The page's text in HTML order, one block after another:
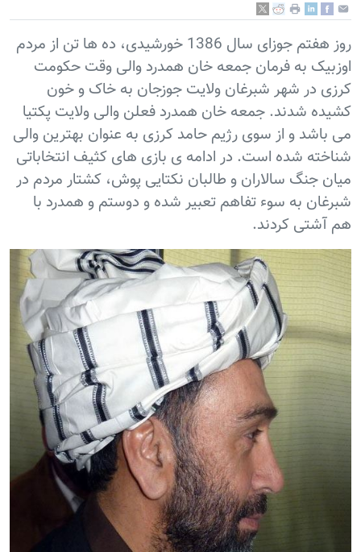
روز هفتم جوزای سال 1386 خورشیدی، ده ها تن از مردم
اوزبیک به فرمان جمعه خان همدرد والی وقت حکومت
کرزی در شهر شبرغان ولایت جوزجان به خاک و خون
کشیده شدند. جمعه خان همدرد فعلن والی ولایت پکتیا
می باشد و از سوی رژيم حامد کرزی به عنوان بهترین والی
شناخته شده است. در ادامه ی بازی های کثیف انتخاباتی
میان جنگ سالاران و طالبان نکتایی پوش، کشتار مردم در
شبرغان به سوء تفاهم تعبیر شده و دوستم و همدرد با
هم آشتی کردند.